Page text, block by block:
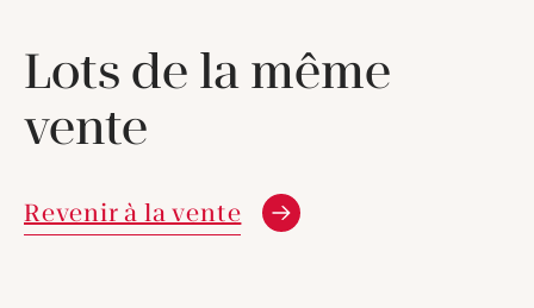
Lots de la même
vente
Revenir à la vente